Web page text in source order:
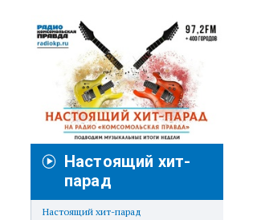
Настоящий хит-
парад
Настоящий хит-парад